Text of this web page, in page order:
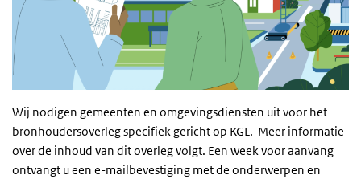
Wij nodigen gemeenten en omgevingsdiensten uit voor het
bronhoudersoverleg specifiek gericht op KGL. Meer informatie
over de inhoud van dit overleg volgt. Een week voor aanvang
ontvangt u een e-mailbevestiging met de onderwerpen en